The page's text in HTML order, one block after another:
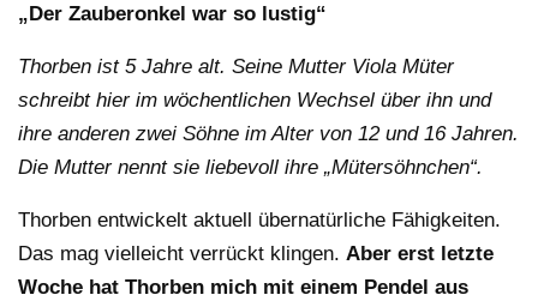
„Der Zauberonkel war so lustig“
Thorben ist 5 Jahre alt. Seine Mutter Viola Müter
schreibt hier im wöchentlichen Wechsel über ihn und
ihre anderen zwei Söhne im Alter von 12 und 16 Jahren.
Die Mutter nennt sie liebevoll ihre „Mütersöhnchen“.
Thorben entwickelt aktuell übernatürliche Fähigkeiten.
Das mag vielleicht verrückt klingen. Aber erst letzte
Woche hat Thorben mich mit einem Pendel aus